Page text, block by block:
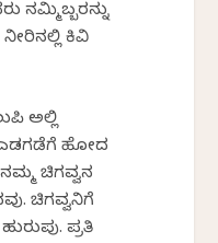
ನಮ್ಮಿಬ್ಬರನ್ನು
ಕಿವಿ
ಅಲ್ಲಿ
ಹೋದ
ಚಿಗವ್ವನ
ಚಿಗವ್ವನಿಗೆ
ಪ್ರತಿ